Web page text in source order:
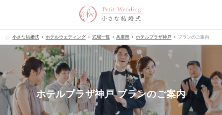
小さな結婚式 ホテルウェディング 式場一覧 兵庫県 ホテルプラザ神戸 プランのご案内
ホテルプラザ神戸 プランのご案内